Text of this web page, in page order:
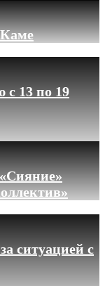
с 13 по 19
ситуацией с